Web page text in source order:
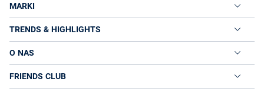
MARKI
TRENDS & HIGHLIGHTS
O NAS
FRIENDS CLUB